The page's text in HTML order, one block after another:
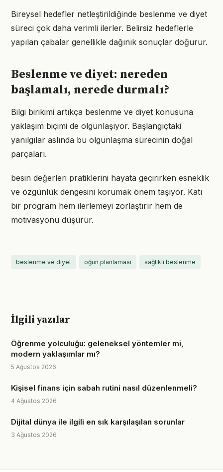
Bireysel hedefler netleştirildiğinde beslenme ve diyet
süreci çok daha verimli ilerler. Belirsiz hedeflerle
yapılan çabalar genellikle dağınık sonuçlar doğurur.
Beslenme ve diyet: nereden
başlamalı, nerede durmalı?
Bilgi birikimi artıkça beslenme ve diyet konusuna
yaklaşım biçimi de olgunlaşıyor. Başlangıçtaki
yanılgılar aslında bu olgunlaşma sürecinin doğal
parçaları.
besin değerleri pratiklerini hayata geçirirken esneklik
ve özgünlük dengesini korumak önem taşıyor. Katı
bir program hem ilerlemeyi zorlaştırır hem de
motivasyonu düşürür.
beslenme ve diyet öğün planlaması sağlıklı beslenme
İlgili yazılar
Öğrenme yolculuğu: geleneksel yöntemler mi,
modern yaklaşımlar mı?
5 Ağustos 2026
Kişisel finans için sabah rutini nasıl düzenlenmeli?
4 Ağustos 2026
Dijital dünya ile ilgili en sık karşılaşılan sorunlar
3 Ağustos 2026